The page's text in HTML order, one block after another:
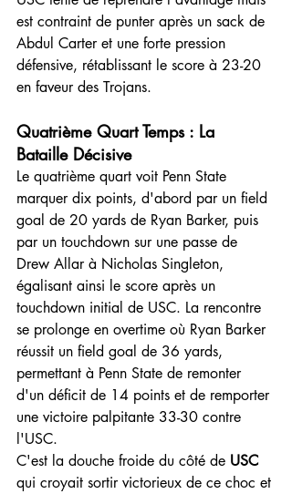
est contraint de punter après un sack de
Abdul Carter et une forte pression
défensive, rétablissant le score à 23-20
en faveur des Trojans.
Quatrième Quart Temps : La
Bataille Décisive
Le quatrième quart voit Penn State
marquer dix points, d'abord par un field
goal de 20 yards de Ryan Barker, puis
par un touchdown sur une passe de
Drew Allar à Nicholas Singleton,
égalisant ainsi le score après un
touchdown initial de USC. La rencontre
se prolonge en overtime où Ryan Barker
réussit un field goal de 36 yards,
permettant à Penn State de remonter
d'un déficit de 14 points et de remporter
une victoire palpitante 33-30 contre
l'USC.
C'est la douche froide du côté de USC
qui croyait sortir victorieux de ce choc et